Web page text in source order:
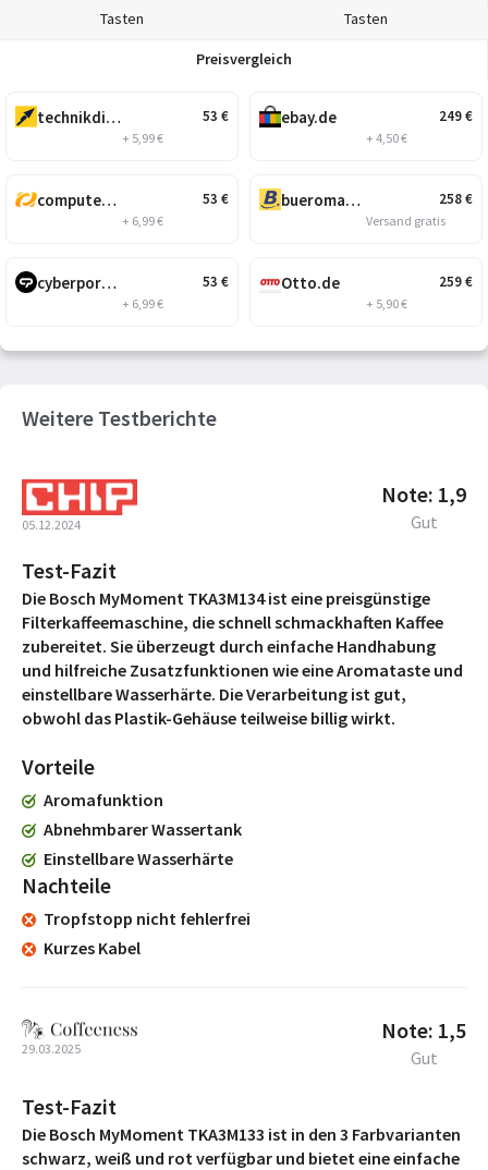
Tasten Tasten
Preisvergleich
53 €
technikdirekt.de
+ 5,99 €
53 €
computeruniverse.net
+ 6,99 €
53 €
cyberport.de
+ 6,99 €
249€
ebay.de
+ 4,50 €
258€
bueromarkt-ag.de
Versand gratis
259€
Otto.de
+ 5,90 €
Weitere Testberichte
05.12.2024
Note: 1,9
Gut
Test-Fazit
Die Bosch MyMoment TKA3M134 ist eine preisgünstige
Filterkaffeemaschine, die schnell schmackhaften Kaffee
zubereitet. Sie überzeugt durch einfache Handhabung
und hilfreiche Zusatzfunktionen wie eine Aromataste und
einstellbare Wasserhärte. Die Verarbeitung ist gut,
obwohl das Plastik-Gehäuse teilweise billig wirkt.
Vorteile
Aromafunktion
Abnehmbarer Wassertank
Einstellbare Wasserhärte
Nachteile
Tropfstopp nicht fehlerfrei
Kurzes Kabel
29.03.2025
Note: 1,5
Gut
Test-Fazit
Die Bosch MyMoment TKA3M133 ist in den 3 Farbvarianten
schwarz, weiß und rot verfügbar und bietet eine einfache